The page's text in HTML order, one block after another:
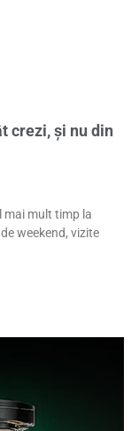
crezi, și nu din
mai mult timp la
weekend, vizite